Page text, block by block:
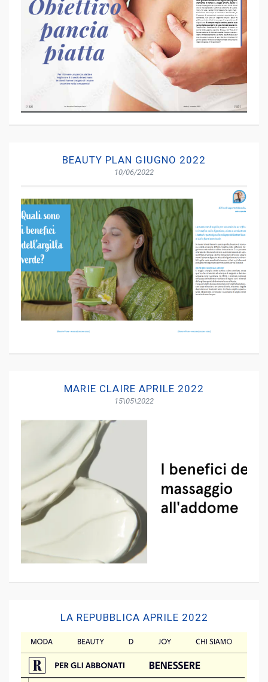
BEAUTY PLAN GIUGNO 2022
10/06/2022
MARIE CLAIRE APRILE 2022
15\05\2022
LA REPUBBLICA APRILE 2022